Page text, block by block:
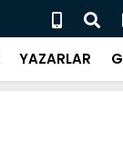
Nereye ve kimlerin
YAZARLAR